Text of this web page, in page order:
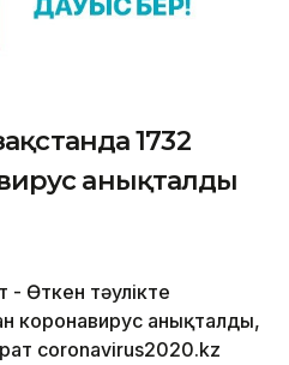
1732
анықталды
Өткен тәулікте
коронавирус анықталды,
coronavirus2020.kz